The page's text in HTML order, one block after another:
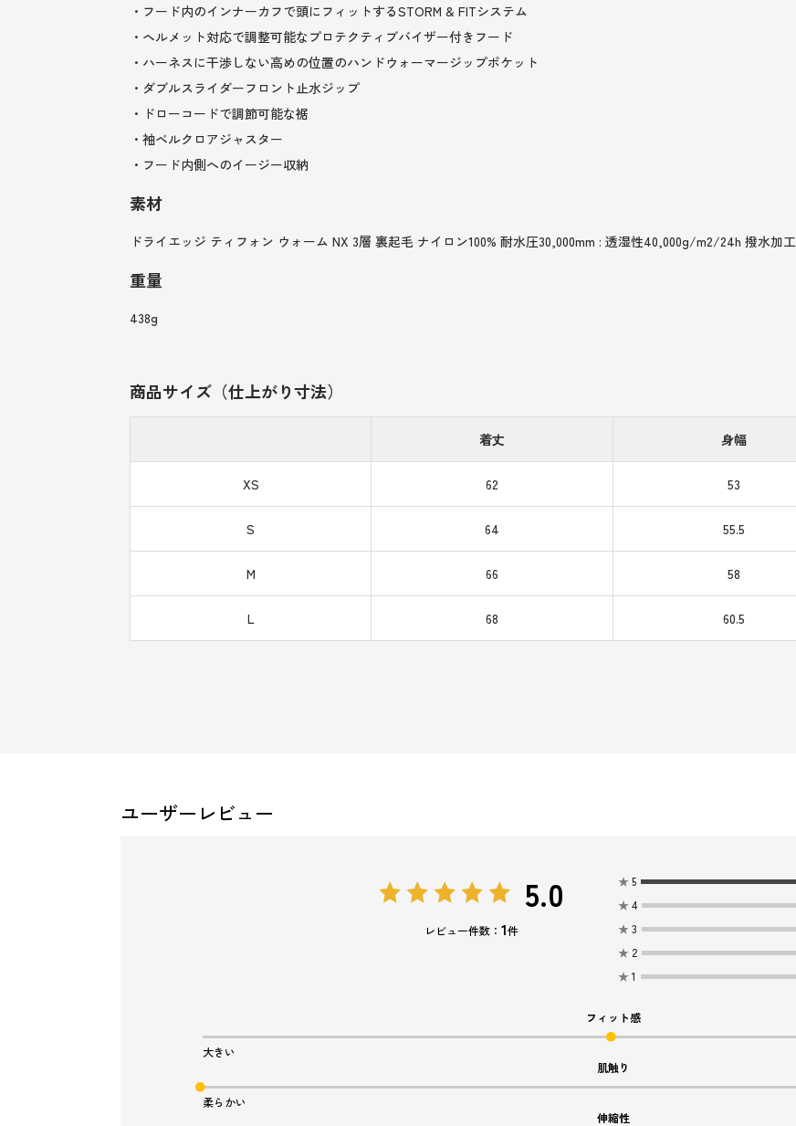
・フード内のインナーカフで頭にフィットするSTORM & FITシステム
・ヘルメット対応で調整可能なプロテクティブバイザー付きフード
・ハーネスに干渉しない高めの位置のハンドウォーマージップポケット
・ダブルスライダーフロント止水ジップ
・ドローコードで調節可能な裾
・袖ベルクロアジャスター
・フード内側へのイージー収納
素材
ドライエッジ ティフォン ウォーム NX 3層 裏起毛 ナイロン100% 耐水圧30,000mm : 透湿性40,000g/m2/24h 撥水加工
重量
438g
商品サイズ（仕上がり寸法）
着丈 身幅
XS 62 53
S 64 55.5
M 66 58
L 68 60.5
ユーザーレビュー
5.0
レビュー件数： 1件
★ 5
★ 4
★ 3
★ 2
★ 1
フィット感
大きい
肌触り
柔らかい
伸縮性